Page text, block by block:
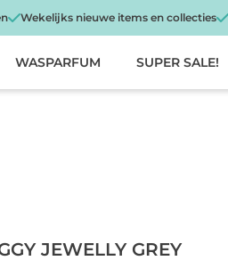
Wekelijks nieuwe items en collecties
WASPARFUM SUPER SALE!
JEWELLY GREY